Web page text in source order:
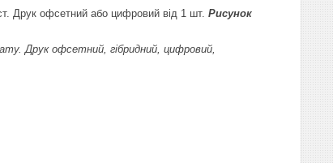
Друк офсетний або цифровий від 1 шт. Рисунок
Друк офсетний, гібридний, цифровий,